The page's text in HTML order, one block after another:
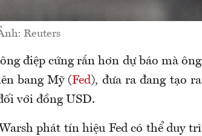
Reuters
điệp cứng rắn hơn dự báo mà ông
bang Mỹ (Fed), đưa ra đang tạo ra
với đồng USD.
phát tín hiệu Fed có thể duy trì